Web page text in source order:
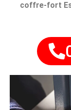
coffre-fort